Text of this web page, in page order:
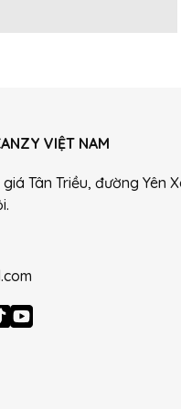
VIỆT NAM
giá Tân Triều, đường Yên